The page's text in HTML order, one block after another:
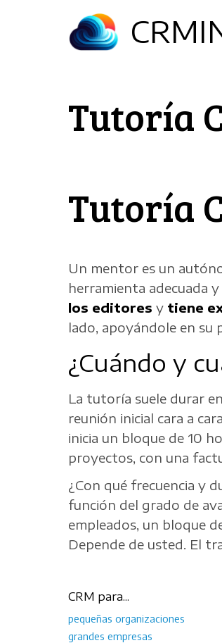
Tutoría
Tutoría
Un mentor es un
herramienta adecuada
los editores y tiene
lado, apoyándole en su
¿Cuándo y
La tutoría suele durar
reunión inicial cara a
inicia un bloque de 10
proyectos, con una
¿Con qué frecuencia y
función del grado de
empleados, un bloque
Depende de usted. El
CRM para...
pequeñas organizaciones
grandes empresas